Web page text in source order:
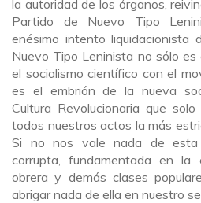
la autoridad de los órganos,
Partido de Nuevo Tipo
enésimo intento liquidacionista
Nuevo Tipo Leninista no sólo
el socialismo científico con el
es el embrión de la nueva
Cultura Revolucionaria que
todos nuestros actos la más
Si no nos vale nada de esta
corrupta, fundamentada en la
obrera y demás clases
abrigar nada de ella en nuestro